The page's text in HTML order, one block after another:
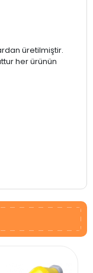
üretilmiştir.
her ürünün